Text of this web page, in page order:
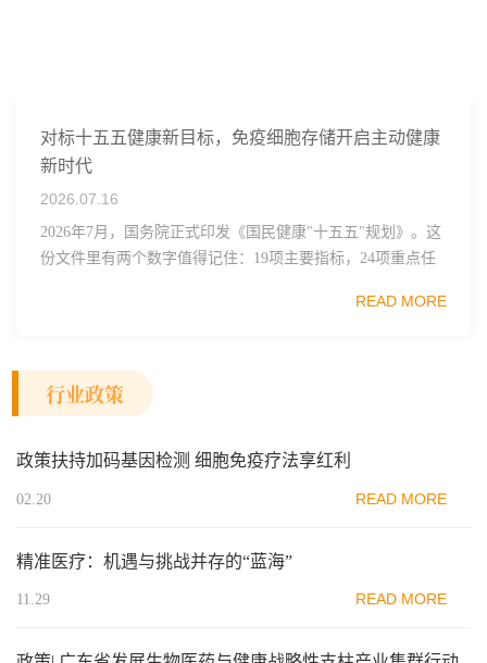
对标十五五健康新目标，免疫细胞存储开启主动健康
新时代
2026.07.16
2026年7月，国务院正式印发《国民健康"十五五"规划》。这
份文件里有两个数字值得记住：19项主要指标，24项重点任
READ MORE
行业政策
政策扶持加码基因检测 细胞免疫疗法享红利
02.20 READ MORE
精准医疗：机遇与挑战并存的“蓝海”
11.29 READ MORE